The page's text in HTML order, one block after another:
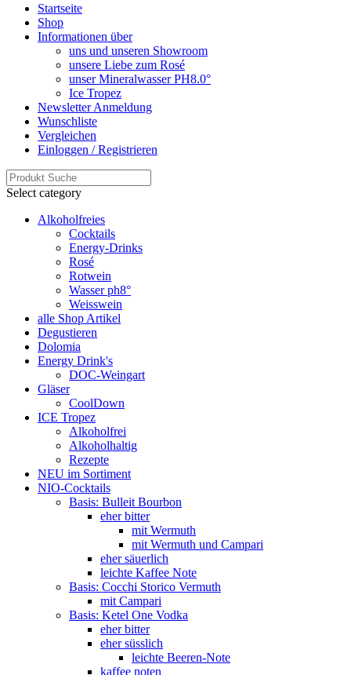
Startseite
Shop
Informationen über
uns und unseren Showroom
unsere Liebe zum Rosé
unser Mineralwasser PH8.0°
Ice Tropez
Newsletter Anmeldung
Wunschliste
Vergleichen
Einloggen / Registrieren
Select category
Alkoholfreies
Cocktails
Energy-Drinks
Rosé
Rotwein
Wasser ph8°
Weisswein
alle Shop Artikel
Degustieren
Dolomia
Energy Drink's
DOC-Weingart
Gläser
CoolDown
ICE Tropez
Alkoholfrei
Alkoholhaltig
Rezepte
NEU im Sortiment
NIO-Cocktails
Basis: Bulleit Bourbon
eher bitter
mit Wermuth
mit Wermuth und Campari
eher säuerlich
leichte Kaffee Note
Basis: Cocchi Storico Vermuth
mit Campari
Basis: Ketel One Vodka
eher bitter
eher süsslich
leichte Beeren-Note
kaffee noten